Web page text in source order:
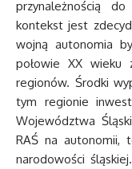
przynależnością
kontekst jest
wojną autonomia
połowie XX wieku
regionów. Środki
tym regionie
Województwa
RAŚ na autonomii,
narodowości